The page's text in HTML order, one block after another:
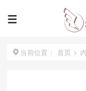
当前位置： 首页 >